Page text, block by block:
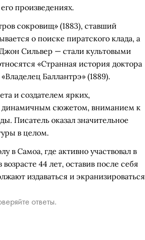
произведениях.
сокровищ» (1883), ставший
о поиске пиратского клада, а
Сильвер — стали культовыми
«Странная история доктора
Баллантрэ» (1889).
и создателем ярких,
динамичным сюжетом, вниманием к
Писатель оказал значительное
в целом.
в Самоа, где активно участвовал в
44 лет, оставив после себя
издаваться и экранизироваться
ответы.